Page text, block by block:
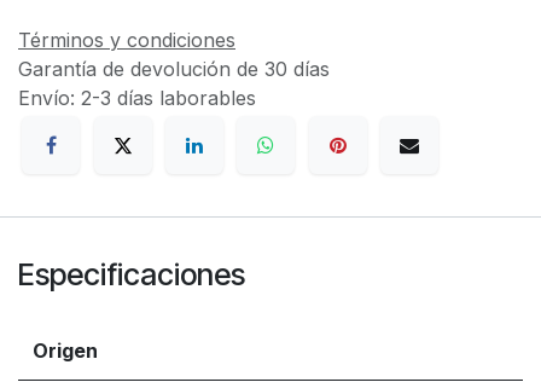
Términos y condiciones
Garantía de devolución de 30 días
Envío: 2-3 días laborables
Especificaciones
Origen